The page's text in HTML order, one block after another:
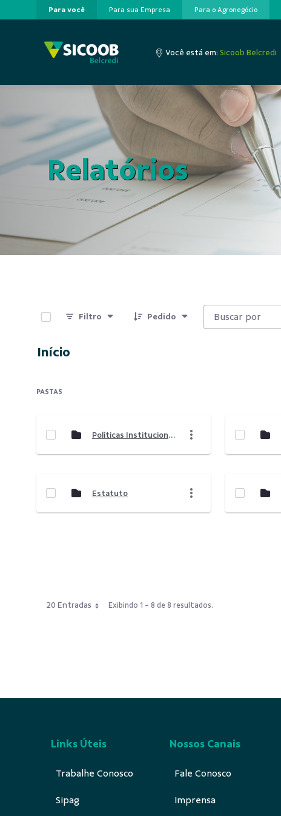
Pular para o Conteúdo principal
Para você Para sua Empresa Para o Agronegócio
Você está em: Sicoob Belcredi
Relatórios
Filtro Pedido
Início
PASTAS
Políticas Institucionais
Estatuto
20 Entradas Exibindo 1 - 8 de 8 resultados.
Links Úteis
Trabalhe Conosco
Sipag
Nossos Canais
Fale Conosco
Imprensa